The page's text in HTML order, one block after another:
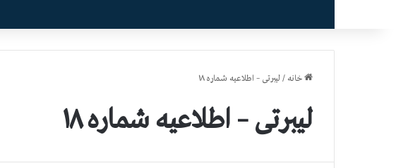
خانه /لیبرتی – اطلاعیه شماره ۱۸
لیبرتی – اطلاعیه شماره ۱۸